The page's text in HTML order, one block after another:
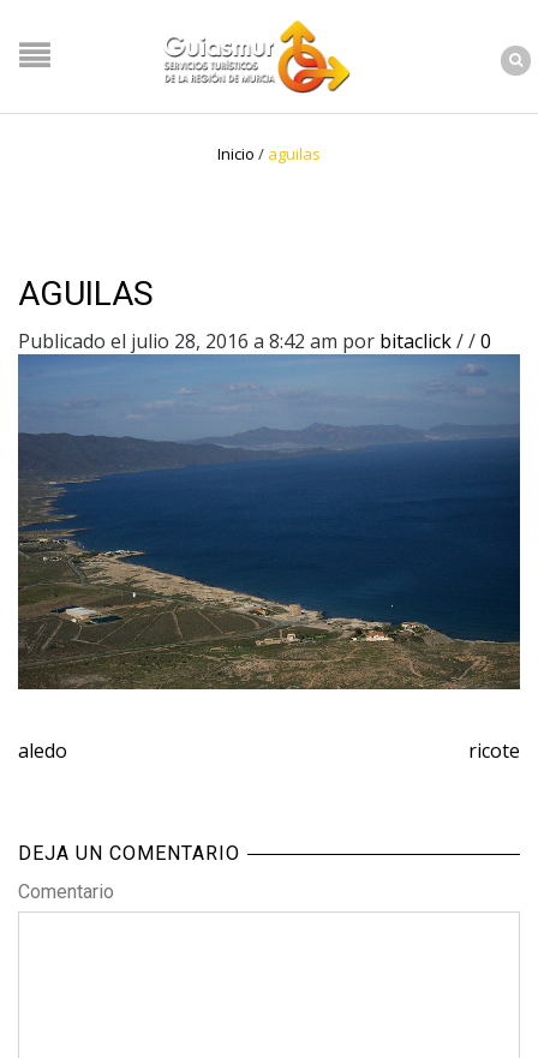
Inicio / aguilas
AGUILAS
Publicado el julio 28, 2016 a 8:42 am por bitaclick//0
aledo ricote
DEJA UN COMENTARIO
Comentario